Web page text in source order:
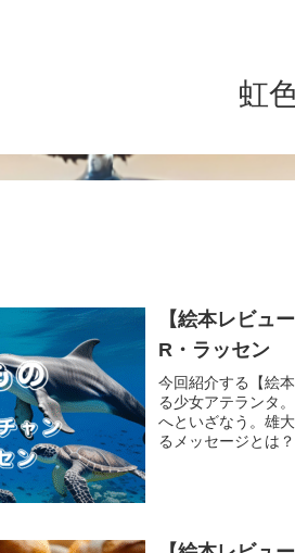
虹
【絵本レビュ
R・ラッセン
今回紹介する【絵
る少女アテランタ
へといざなう。雄
るメッセージとは